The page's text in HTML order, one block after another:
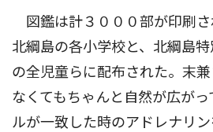
図鑑は計３０００部が印刷さ
北綱島の各小学校と、北綱島
の全児童らに配布された。末
なくてもちゃんと自然が広が
ルが一致した時のアドレナリン